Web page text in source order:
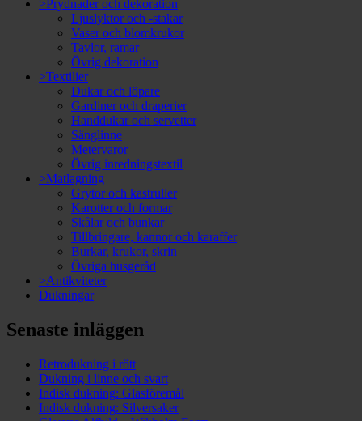
>Prydnader och dekoration
Ljuslyktor och -stakar
Vaser och blomkrukor
Tavlor, ramar
Övrig dekoration
>Textilier
Dukar och löpare
Gardiner och draperier
Handdukar och servetter
Sänglinne
Metervaror
Övrig inredningstextil
>Matlagning
Grytor och kastruller
Karotter och formar
Skålar och bunkar
Tillbringare, kannor och karaffer
Burkar, krukor, skrin
Övriga husgeråd
>Antikviteter
Dukningar
Senaste inläggen
Retrodukning i rött
Dukning i linne och svart
Indisk dukning: Glasföremål
Indisk dukning: Silversaker